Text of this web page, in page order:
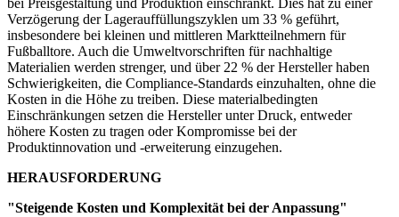
bei Preisgestaltung und Produktion einschränkt. Dies hat zu einer
Verzögerung der Lagerauffüllungszyklen um 33 % geführt,
insbesondere bei kleinen und mittleren Marktteilnehmern für
Fußballtore. Auch die Umweltvorschriften für nachhaltige
Materialien werden strenger, und über 22 % der Hersteller haben
Schwierigkeiten, die Compliance-Standards einzuhalten, ohne die
Kosten in die Höhe zu treiben. Diese materialbedingten
Einschränkungen setzen die Hersteller unter Druck, entweder
höhere Kosten zu tragen oder Kompromisse bei der
Produktinnovation und -erweiterung einzugehen.
HERAUSFORDERUNG
"Steigende Kosten und Komplexität bei der Anpassung"